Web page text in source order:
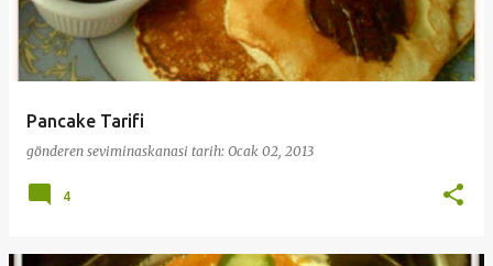
Pancake Tarifi
gönderen seviminaskanasi tarih: Ocak 02, 2013
4